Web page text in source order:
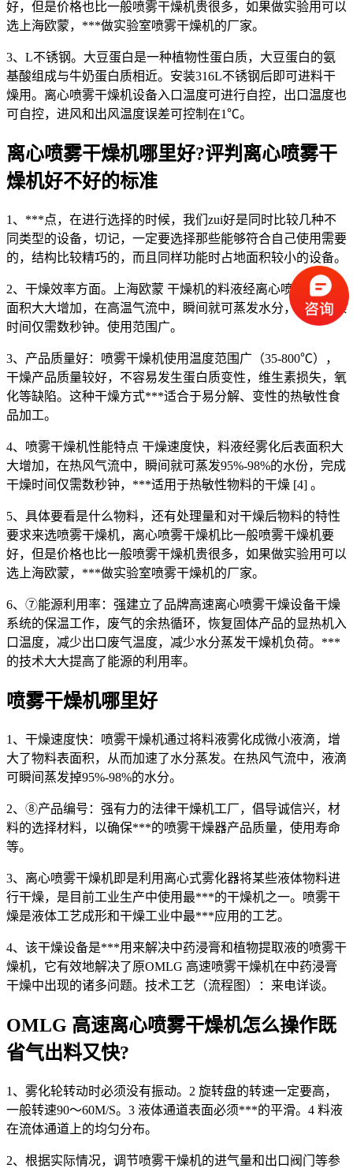
好，但是价格也比一般喷雾干燥机贵很多，如果做实验用可以
选上海欧蒙，***做实验室喷雾干燥机的厂家。
3、L不锈钢。大豆蛋白是一种植物性蛋白质，大豆蛋白的氨
基酸组成与牛奶蛋白质相近。安装316L不锈钢后即可进料干
燥用。离心喷雾干燥机设备入口温度可进行自控，出口温度也
可自控，进风和出风温度误差可控制在1℃。
离心喷雾干燥机哪里好?评判离心喷雾干
燥机好不好的标准
1、***点，在进行选择的时候，我们zui好是同时比较几种不
同类型的设备，切记，一定要选择那些能够符合自己使用需要
的，结构比较精巧的，而且同样功能时占地面积较小的设备。
2、干燥效率方面。上海欧蒙 干燥机的料液经离心喷雾后，表
面积大大增加，在高温气流中，瞬间就可蒸发水分，完成干燥
时间仅需数秒钟。使用范围广。
3、产品质量好：喷雾干燥机使用温度范围广（35-800℃），
干燥产品质量较好，不容易发生蛋白质变性，维生素损失，氧
化等缺陷。这种干燥方式***适合于易分解、变性的热敏性食
品加工。
4、喷雾干燥机性能特点 干燥速度快，料液经雾化后表面积大
大增加，在热风气流中，瞬间就可蒸发95%-98%的水份，完成
干燥时间仅需数秒钟，***适用于热敏性物料的干燥 [4] 。
5、具体要看是什么物料，还有处理量和对干燥后物料的特性
要求来选喷雾干燥机，离心喷雾干燥机比一般喷雾干燥机要
好，但是价格也比一般喷雾干燥机贵很多，如果做实验用可以
选上海欧蒙，***做实验室喷雾干燥机的厂家。
6、⑦能源利用率：强建立了品牌高速离心喷雾干燥设备干燥
系统的保温工作，废气的余热循环，恢复固体产品的显热机入
口温度，减少出口废气温度，减少水分蒸发干燥机负荷。***
的技术大大提高了能源的利用率。
喷雾干燥机哪里好
1、干燥速度快：喷雾干燥机通过将料液雾化成微小液滴，增
大了物料表面积，从而加速了水分蒸发。在热风气流中，液滴
可瞬间蒸发掉95%-98%的水分。
2、⑧产品编号：强有力的法律干燥机工厂，倡导诚信兴，材
料的选择材料，以确保***的喷雾干燥器产品质量，使用寿命
等。
3、离心喷雾干燥机即是利用离心式雾化器将某些液体物料进
行干燥，是目前工业生产中使用最***的干燥机之一。喷雾干
燥是液体工艺成形和干燥工业中最***应用的工艺。
4、该干燥设备是***用来解决中药浸膏和植物提取液的喷雾干
燥机，它有效地解决了原OMLG 高速喷雾干燥机在中药浸膏
干燥中出现的诸多问题。技术工艺（流程图）：来电详谈。
OMLG 高速离心喷雾干燥机怎么操作既
省气出料又快?
1、雾化轮转动时必须没有振动。2 旋转盘的转速一定要高，
一般转速90～60M/S。3 液体通道表面必须***的平滑。4 料液
在流体通道上的均匀分布。
2、根据实际情况，调节喷雾干燥机的进气量和出口阀门等参